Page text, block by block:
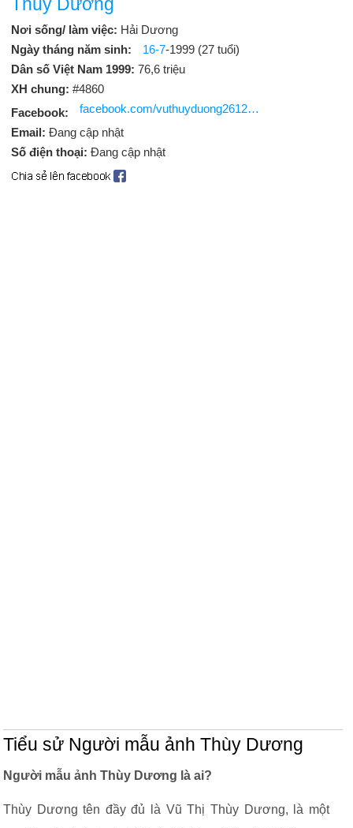
Thùy Dương
Nơi sống/ làm việc: Hải Dương
Ngày tháng năm sinh:
16-7-1999 (27 tuổi)
Dân số Việt Nam 1999: 76,6 triệu
XH chung: #4860
Facebook:
facebook.com/vuthuyduong2612?ref=br_rs
Email: Đang cập nhật
Số điện thoại: Đang cập nhật
Tiểu sử Người mẫu ảnh Thùy Dương
Người mẫu ảnh Thùy Dương là ai?
Thùy Dương tên đầy đủ là Vũ Thị Thùy Dương, là một